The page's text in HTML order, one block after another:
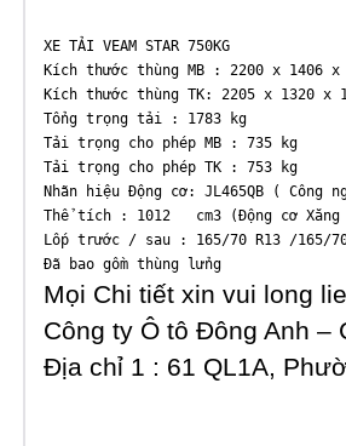
XE TẢI VEAM STAR 750KG
Kích thước thùng MB : 2200 x 1406 x
Kích thước thùng TK: 2205 x 1320 x
Tổng trọng tải : 1783 kg
Tải trọng cho phép MB : 735 kg
Tải trọng cho phép TK : 753 kg
Nhãn hiệu Động cơ: JL465QB ( Công
Thể tích : 1012   cm3 (Động cơ Xăng
Lốp trước / sau : 165/70 R13 /165/
Đã bao gồm thùng lửng
Mọi Chi tiết xin vui long
Công ty Ô tô Đông Anh –
Địa chỉ 1 : 61 QL1A,